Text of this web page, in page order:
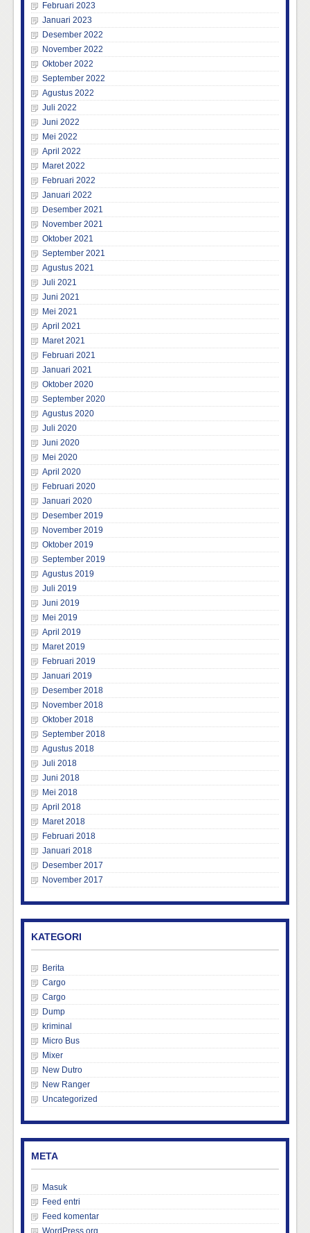
Februari 2023
Januari 2023
Desember 2022
November 2022
Oktober 2022
September 2022
Agustus 2022
Juli 2022
Juni 2022
Mei 2022
April 2022
Maret 2022
Februari 2022
Januari 2022
Desember 2021
November 2021
Oktober 2021
September 2021
Agustus 2021
Juli 2021
Juni 2021
Mei 2021
April 2021
Maret 2021
Februari 2021
Januari 2021
Oktober 2020
September 2020
Agustus 2020
Juli 2020
Juni 2020
Mei 2020
April 2020
Februari 2020
Januari 2020
Desember 2019
November 2019
Oktober 2019
September 2019
Agustus 2019
Juli 2019
Juni 2019
Mei 2019
April 2019
Maret 2019
Februari 2019
Januari 2019
Desember 2018
November 2018
Oktober 2018
September 2018
Agustus 2018
Juli 2018
Juni 2018
Mei 2018
April 2018
Maret 2018
Februari 2018
Januari 2018
Desember 2017
November 2017
KATEGORI
Berita
Cargo
Cargo
Dump
kriminal
Micro Bus
Mixer
New Dutro
New Ranger
Uncategorized
META
Masuk
Feed entri
Feed komentar
WordPress.org